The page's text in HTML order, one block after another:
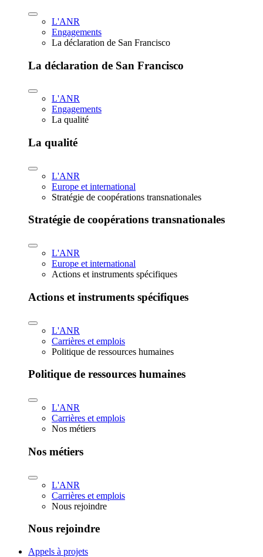
L'ANR
Engagements
La déclaration de San Francisco
La déclaration de San Francisco
L'ANR
Engagements
La qualité
La qualité
L'ANR
Europe et international
Stratégie de coopérations transnationales
Stratégie de coopérations transnationales
L'ANR
Europe et international
Actions et instruments spécifiques
Actions et instruments spécifiques
L'ANR
Carrières et emplois
Politique de ressources humaines
Politique de ressources humaines
L'ANR
Carrières et emplois
Nos métiers
Nos métiers
L'ANR
Carrières et emplois
Nous rejoindre
Nous rejoindre
Appels à projets